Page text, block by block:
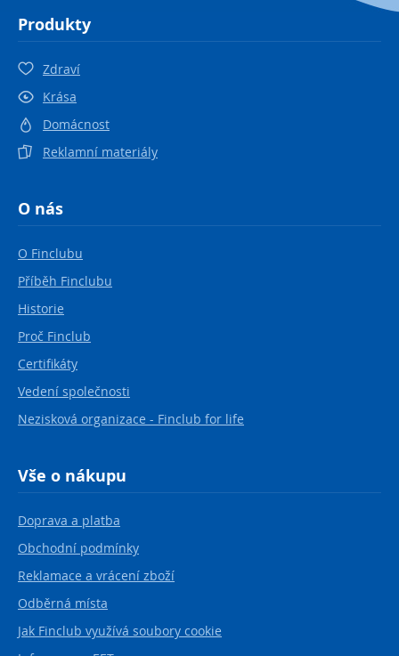
Produkty
Zdraví
Krása
Domácnost
Reklamní materiály
O nás
O Finclubu
Příběh Finclubu
Historie
Proč Finclub
Certifikáty
Vedení společnosti
Nezisková organizace - Finclub for life
Vše o nákupu
Doprava a platba
Obchodní podmínky
Reklamace a vrácení zboží
Odběrná místa
Jak Finclub využívá soubory cookie